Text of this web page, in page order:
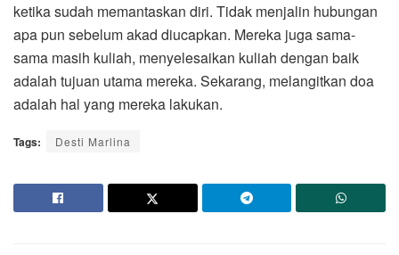
ketika sudah memantaskan diri. Tidak menjalin hubungan
apa pun sebelum akad diucapkan. Mereka juga sama-
sama masih kuliah, menyelesaikan kuliah dengan baik
adalah tujuan utama mereka. Sekarang, melangitkan doa
adalah hal yang mereka lakukan.
Tags: Desti Marlina